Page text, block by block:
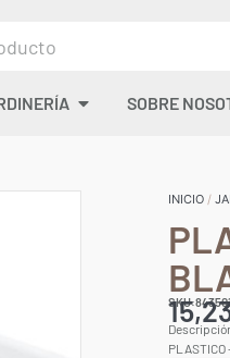
SOBRE
INICIO /
PLASTICO